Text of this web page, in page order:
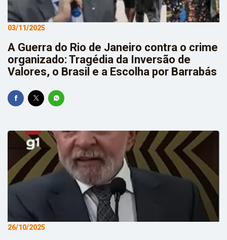
03/11/2025
A Guerra do Rio de Janeiro contra o crime
organizado: Tragédia da Inversão de
Valores, o Brasil e a Escolha por Barrabás
26/10/2025